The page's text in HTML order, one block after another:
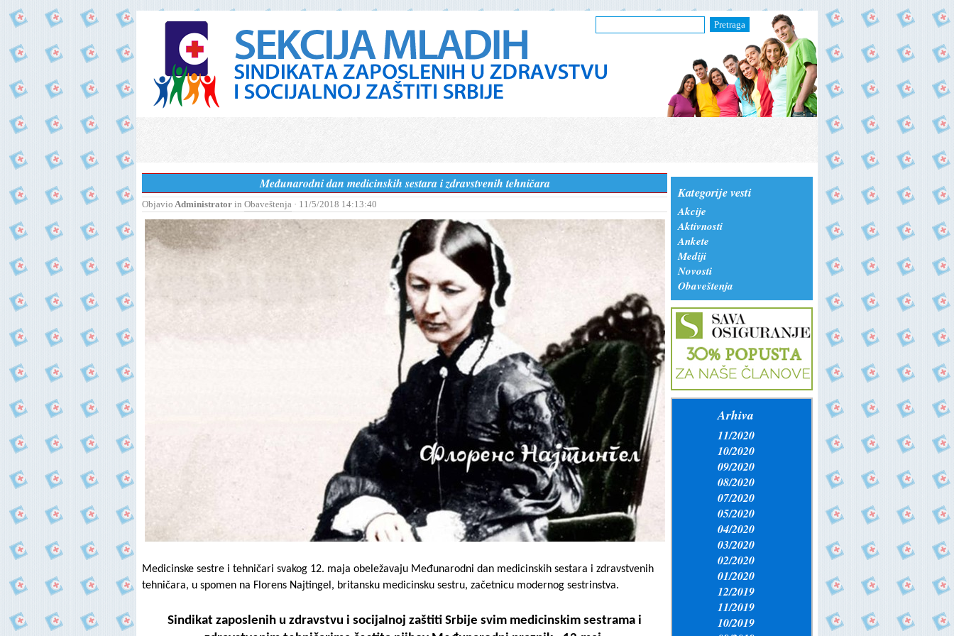
Pretraga
Međunarodni dan medicinskih sestara i zdravstvenih tehničara
Objavio Administrator in Obaveštenja · 11/5/2018 14:13:40
Medicinske sestre i tehničari svakog 12. maja obeležavaju Međunarodni dan medicinskih sestara i zdravstvenih
tehničara, u spomen na Florens Najtingel, britansku medicinsku sestru, začetnicu modernog sestrinstva.
Sindikat zaposlenih u zdravstvu i socijalnoj zaštiti Srbije svim medicinskim sestrama i
Kategorije vesti
Akcije
Aktivnosti
Ankete
Mediji
Novosti
Obaveštenja
Arhiva
11/2020
10/2020
09/2020
08/2020
07/2020
05/2020
04/2020
03/2020
02/2020
01/2020
12/2019
11/2019
10/2019